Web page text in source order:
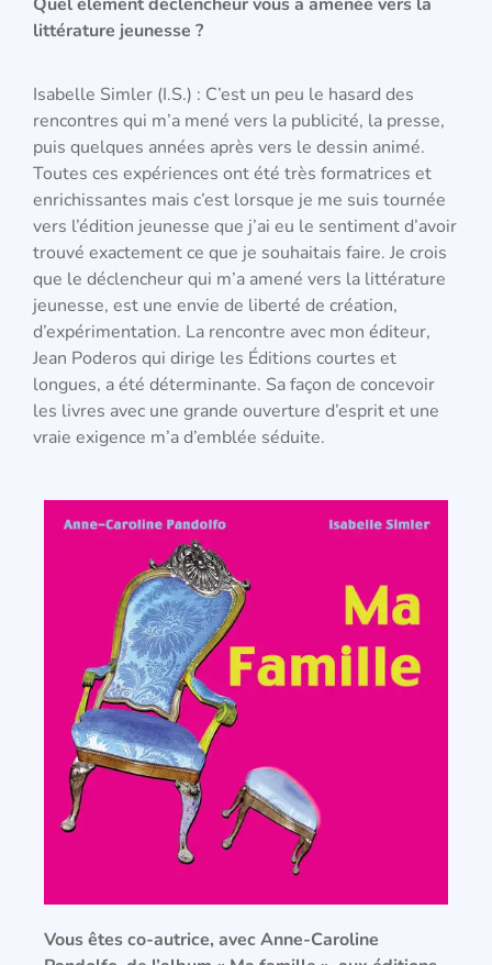
littérature jeunesse ?
Isabelle Simler (I.S.) : C’est un peu le hasard des
rencontres qui m’a mené vers la publicité, la presse,
puis quelques années après vers le dessin animé.
Toutes ces expériences ont été très formatrices et
enrichissantes mais c’est lorsque je me suis tournée
vers l’édition jeunesse que j’ai eu le sentiment d’avoir
trouvé exactement ce que je souhaitais faire. Je crois
que le déclencheur qui m’a amené vers la littérature
jeunesse, est une envie de liberté de création,
d’expérimentation. La rencontre avec mon éditeur,
Jean Poderos qui dirige les Éditions courtes et
longues, a été déterminante. Sa façon de concevoir
les livres avec une grande ouverture d’esprit et une
vraie exigence m’a d’emblée séduite.
Vous êtes co-autrice, avec Anne-Caroline